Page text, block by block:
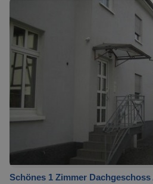
Schönes 1 Zimmer